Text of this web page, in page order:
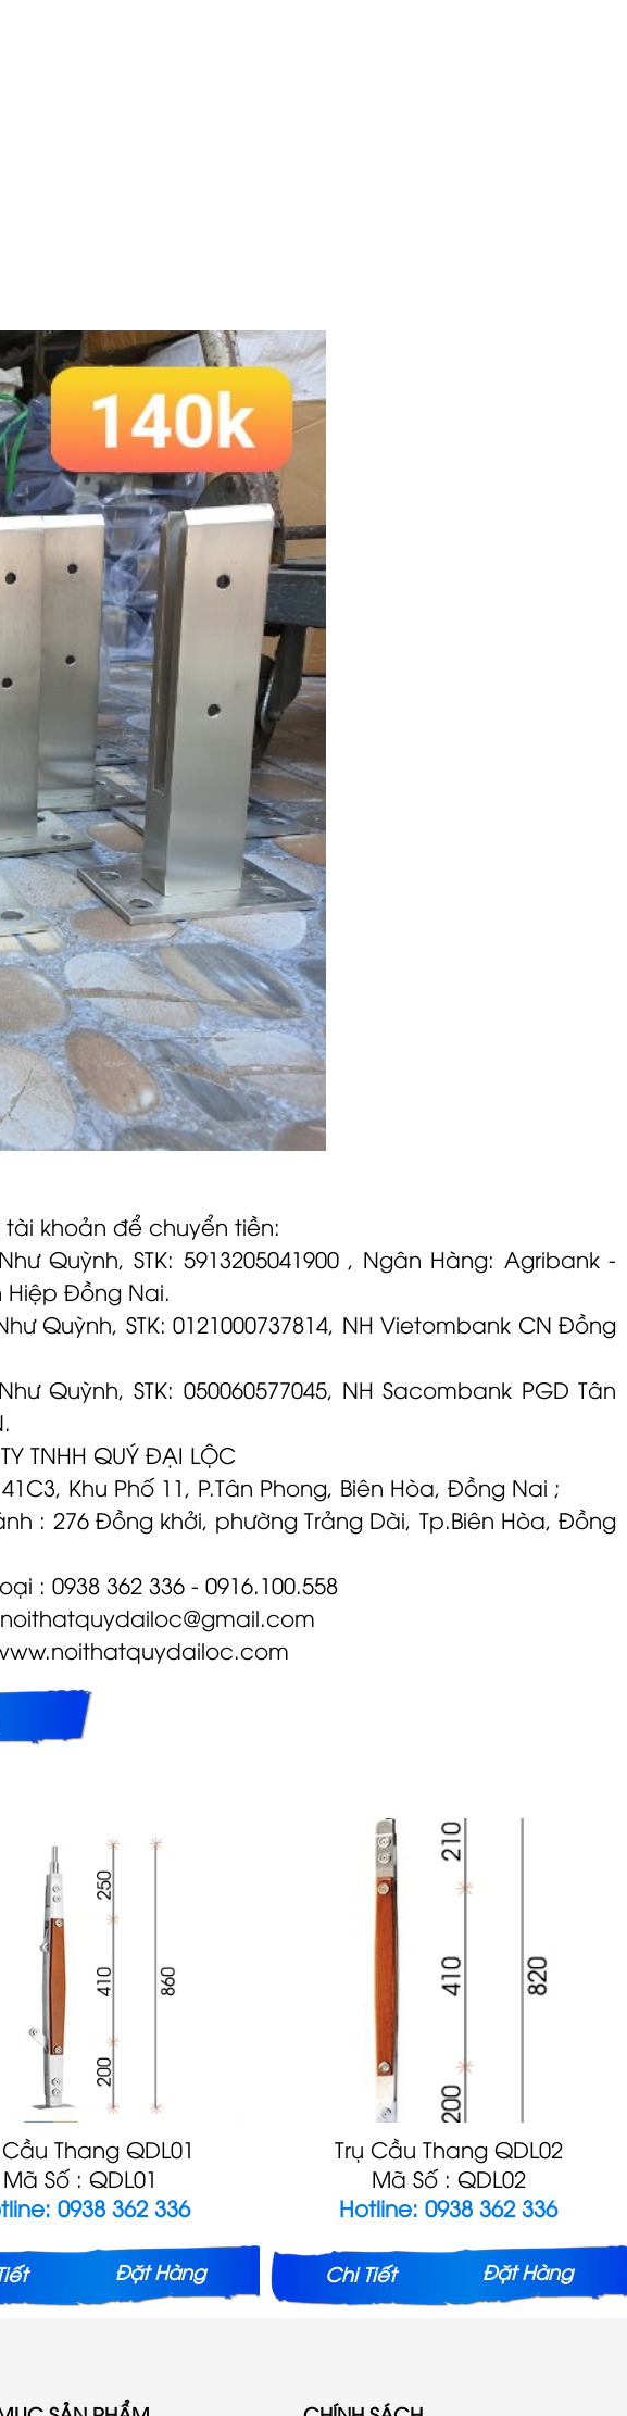
khoản để chuyển tiền:
Quỳnh, STK: 5913205041900 , Ngân Hàng: Agribank -
Hiệp Đồng Nai.
Quỳnh, STK: 0121000737814, NH Vietombank CN Đồng
Quỳnh, STK: 050060577045, NH Sacombank PGD Tân
TNHH QUÝ ĐẠI LỘC
41C3, Khu Phố 11, P.Tân Phong, Biên Hòa, Đồng Nai ;
: 276 Đồng khởi, phường Trảng Dài, Tp.Biên Hòa, Đồng
: 0938 362 336 - 0916.100.558
noithatquydailoc@gmail.com
Thang QDL01
Mã Số : QDL01
0938 362 336
Đặt Hàng
Trụ Cầu Thang QDL02
Mã Số : QDL02
Hotline: 0938 362 336
Chi Tiết Đặt Hàng